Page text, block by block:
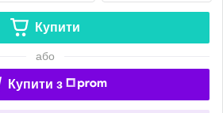
Купити
або
Купити з